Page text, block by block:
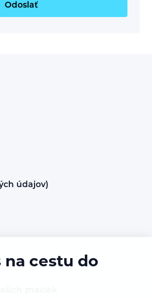
Odoslať
údajov)
na cestu do